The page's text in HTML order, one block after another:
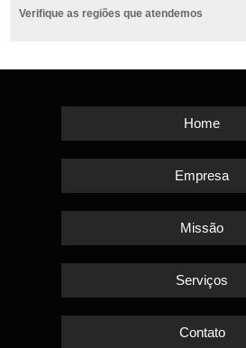
Verifique as regiões que atendemos
Home
Empresa
Missão
Serviços
Contato